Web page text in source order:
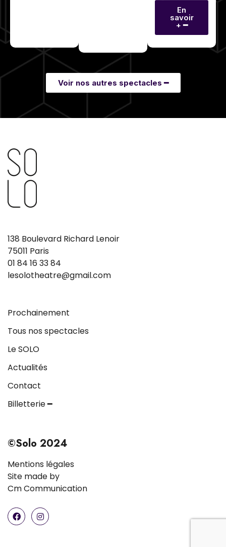
En
savoir
+ ━
Voir nos autres spectacles ━
138 Boulevard Richard Lenoir
75011 Paris
01 84 16 33 84
lesolotheatre@gmail.com
Prochainement
Tous nos spectacles
Le SOLO
Actualités
Contact
Billetterie ━
©Solo 2024
Mentions légales
Site made by
Cm Communication